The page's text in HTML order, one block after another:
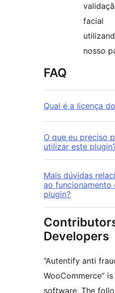
facial
nosso
FAQ
Qual é a licença
O que eu preciso
utilizar este
Mais dúvidas
ao funcionamento
plugin?
Developers
“Autentify anti
WooCommerce”
software. The